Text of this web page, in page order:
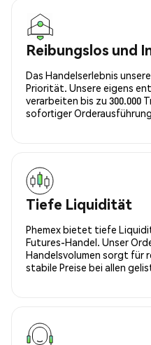
Reibungslos und
Das Handelserlebnis
Priorität. Unsere eigens
verarbeiten bis zu 300.000
sofortiger
Tiefe Liquidität
Phemex bietet tiefe
Futures-Handel. Unser
Handelsvolumen sorgt für
stabile Preise bei allen